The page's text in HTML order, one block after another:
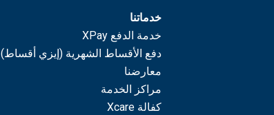
خدماتنا
خدمة الدفع XPay
دفع الأقساط الشهرية (إيزي أقساط)
معارضنا
مراكز الخدمة
كفالة Xcare